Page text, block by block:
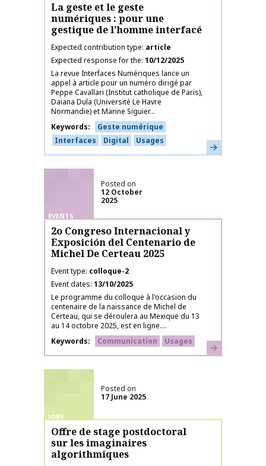
La geste et le geste
numériques : pour une
gestique de l’homme interfacé
Expected contribution type article
Expected response for the 10/12/2025
La revue Interfaces Numériques lance un
appel à article pour un numéro dirigé par
Peppe Cavallari (Institut catholique de Paris),
Daiana Dula (Université Le Havre
Normandie) et Marine Siguier...
Keywords
Geste numérique
Interfaces
Digital Usages Learn more
EVENTS
Posted on
12 October
2025
2o Congreso Internacional y
Exposición del Centenario de
Michel De Certeau 2025
Event type colloque-2
Event dates 13/10/2025
Le programme du colloque à l'occasion du
centenaire de la naissance de Michel de
Certeau, qui se déroulera au Mexique du 13
au 14 octobre 2025, est en ligne....
Keywords
Communication Usages Learn more
JOBS
Posted on
17 June 2025
Offre de stage postdoctoral
sur les imaginaires
algorithmiques